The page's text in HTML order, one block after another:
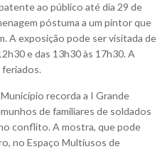
ao público até dia 29 de
póstuma a um pintor que
A exposição pode ser visitada de
e das 13h30 às 17h30. A
feriados.
recorda a I Grande
de familiares de soldados
conflito. A mostra, que pode
no Espaço Multiusos de